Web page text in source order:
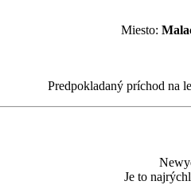
Miesto:
Predpokladaný príchod na
Je to